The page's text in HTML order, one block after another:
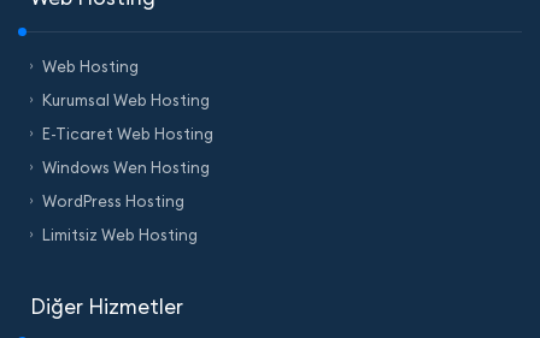
Web Hosting
Kurumsal Web Hosting
E-Ticaret Web Hosting
Windows Wen Hosting
WordPress Hosting
Limitsiz Web Hosting
Diğer Hizmetler